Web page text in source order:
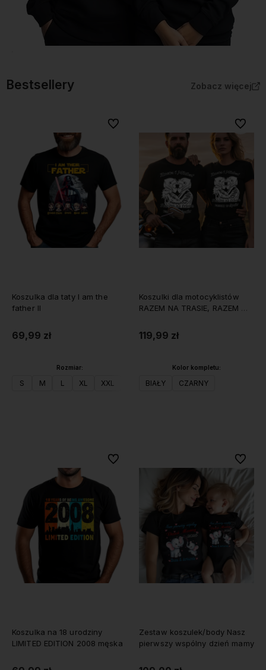
Bestsellery Zobacz więcej
Koszulka dla taty I am the
father II
69,99 zł
Rozmiar:
S M L XL XXL
Do ulubionych
Koszulki dla motocyklistów
RAZEM NA TRASIE, RAZEM W
119,99 zł
Kolor kompletu:
BIAŁY CZARNY
Do
Koszulka na 18 urodziny
LIMITED EDITION 2008 męska
Do ulubionych
Zestaw koszulek/body Nasz
pierwszy wspólny dzień mamy
Do